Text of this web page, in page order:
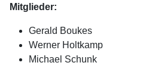
Mitglieder:
Gerald Boukes
Werner Holtkamp
Michael Schunk